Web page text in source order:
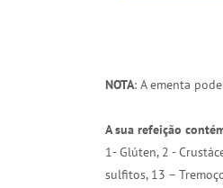
NOTA: A ementa
A sua refeição
1- Glúten, 2 -
sulfitos, 13 –